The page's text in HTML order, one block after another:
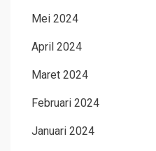
Mei 2024
April 2024
Maret 2024
Februari 2024
Januari 2024